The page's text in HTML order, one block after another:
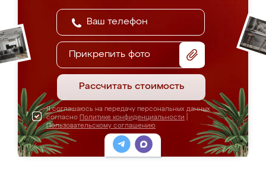
Прикрепить фото
Рассчитать стоимость
Я соглашаюсь на передачу персональных данных
согласно Политике конфиденциальности
Пользовательскому соглашению